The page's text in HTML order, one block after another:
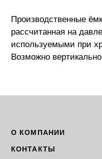
Производственные
рассчитанная на
используемыми при
Возможно
О КОМПАНИИ
КОНТАКТЫ